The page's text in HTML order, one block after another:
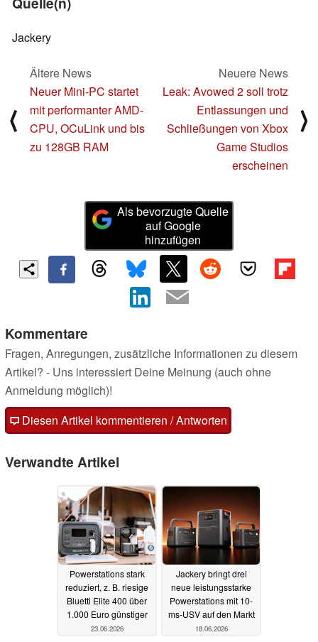
Jackery
⟨
Ältere News
Neuer Mini-PC startet
mit performanter AMD-
CPU, OCuLink und bis
zu 128GB RAM
Neuere News
Leak: Avowed 2 soll trotz
Entlassungen und
Schließungen von Xbox
Game Studios
erscheinen
⟩
Als bevorzugte Quelle
auf Google
hinzufügen
Kommentare
Fragen, Anregungen, zusätzliche Informationen zu diesem
Artikel? - Uns interessiert Deine Meinung (auch ohne
Anmeldung möglich)!
Diesen Artikel kommentieren / Antworten
Verwandte Artikel
Powerstations stark
reduziert, z. B. riesige
Bluetti Elite 400 über
1.000 Euro günstiger
23.06.2026
Jackery bringt drei
neue leistungsstarke
Powerstations mit 10-
ms-USV auf den Markt
18.06.2026